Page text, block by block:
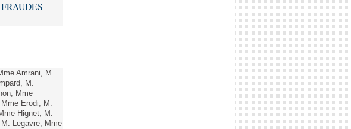
Amrani, M.
M.
Mme
Erodi, M.
Hignet, M.
Legavre, Mme